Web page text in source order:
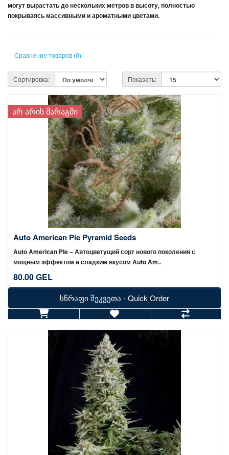
могут вырастать до нескольких метров в высоту, полностью
покрываясь массивными и ароматными цветами.
Сравнение товаров (0)
Сортировка: Показать:
ᲐᲠ ᲐᲠᲘᲡ ᲛᲐᲠᲐᲒᲨᲘ
Auto American Pie Pyramid Seeds
Auto American Pie – Автоцветущий сорт нового поколения с
мощным эффектом и сладким вкусом Auto Am..
80.00 GEL
სწრაფი შეკვეთა - Quick Order